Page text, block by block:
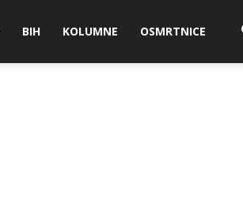
BIH KOLUMNE OSMRTNICE